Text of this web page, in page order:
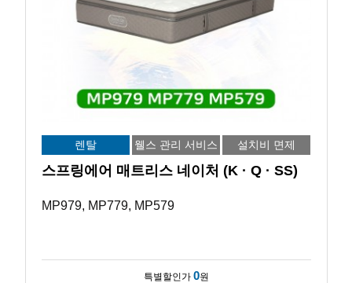
렌탈 웰스 관리 서비스 설치비 면제
스프링에어 매트리스 네이처 (K · Q · SS)
MP979, MP779, MP579
특별할인가 0원